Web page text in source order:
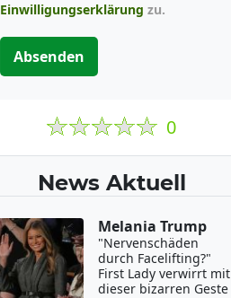
Einwilligungserklärung zu.
Absenden
0
News Aktuell
Melania Trump
"Nervenschäden
durch Facelifting?"
First Lady verwirrt mit
dieser bizarren Geste